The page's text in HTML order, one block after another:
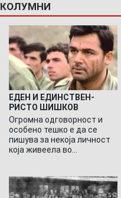
КОЛУМНИ
ЕДЕН И ЕДИНСТВЕН-
РИСТО ШИШКОВ
Огромна одговорност и
особено тешко е да се
пишува за некоја личност
која живеела во…